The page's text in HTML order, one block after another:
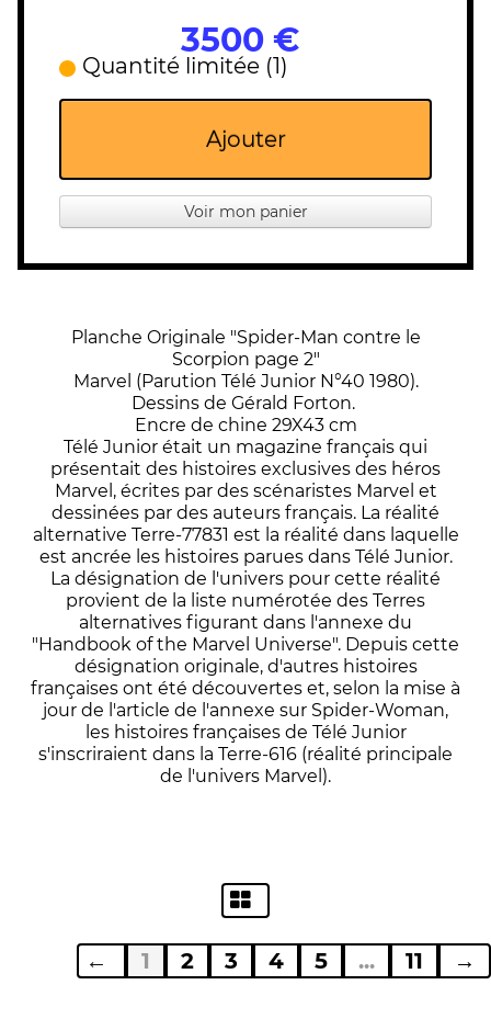
3500 €
Quantité limitée (1)
Ajouter
Voir mon panier
Planche Originale "Spider-Man contre le
Scorpion page 2"
Marvel (Parution Télé Junior N°40 1980).
Dessins de Gérald Forton.
Encre de chine 29X43 cm
Télé Junior était un magazine français qui
présentait des histoires exclusives des héros
Marvel, écrites par des scénaristes Marvel et
dessinées par des auteurs français. La réalité
alternative Terre-77831 est la réalité dans laquelle
est ancrée les histoires parues dans Télé Junior.
La désignation de l'univers pour cette réalité
provient de la liste numérotée des Terres
alternatives figurant dans l'annexe du
"Handbook of the Marvel Universe". Depuis cette
désignation originale, d'autres histoires
françaises ont été découvertes et, selon la mise à
jour de l'article de l'annexe sur Spider-Woman,
les histoires françaises de Télé Junior
s'inscriraient dans la Terre-616 (réalité principale
de l'univers Marvel).
← 1 2 3 4 5 ... 11 →